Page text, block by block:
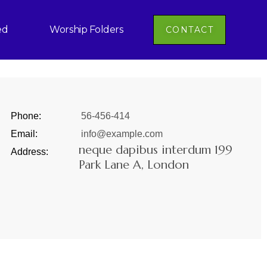
Worship Folders CONTACT
Phone:
56-456-414
Email:
info@example.com
Address:
neque dapibus interdum 199
Park Lane A, London